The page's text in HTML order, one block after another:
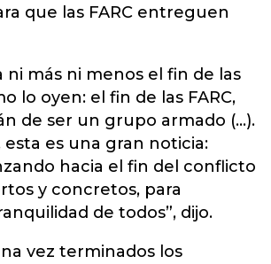
que las FARC entreguen
ni más ni menos el fin de las
lo oyen: el fin de las FARC,
de ser un grupo armado (…).
esta es una gran noticia:
hacia el fin del conflicto
y concretos, para
de todos”, dijo.
vez terminados los